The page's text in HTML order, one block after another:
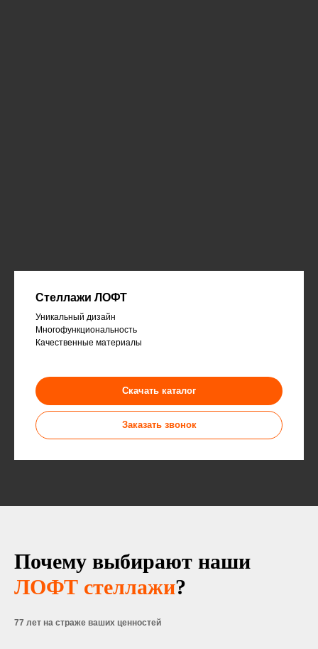
Стеллажи ЛОФТ
Уникальный дизайн
Многофункциональность
Качественные материалы
Скачать каталог
Заказать звонок
Почему выбирают наши
ЛОФТ стеллажи?
77 лет на страже ваших ценностей